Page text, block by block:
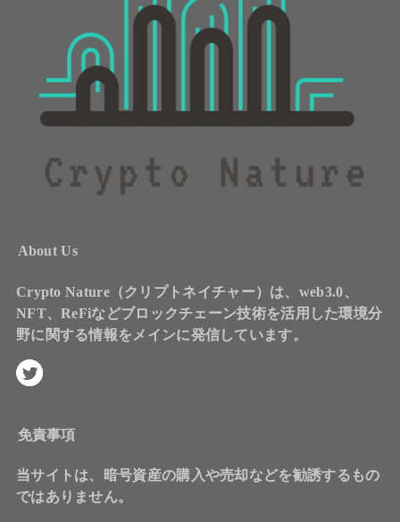
About Us
Crypto Nature（クリプトネイチャー）は、web3.0、
NFT、ReFiなどブロックチェーン技術を活用した環境分
野に関する情報をメインに発信しています。
免責事項
当サイトは、暗号資産の購入や売却などを勧誘するもの
ではありません。